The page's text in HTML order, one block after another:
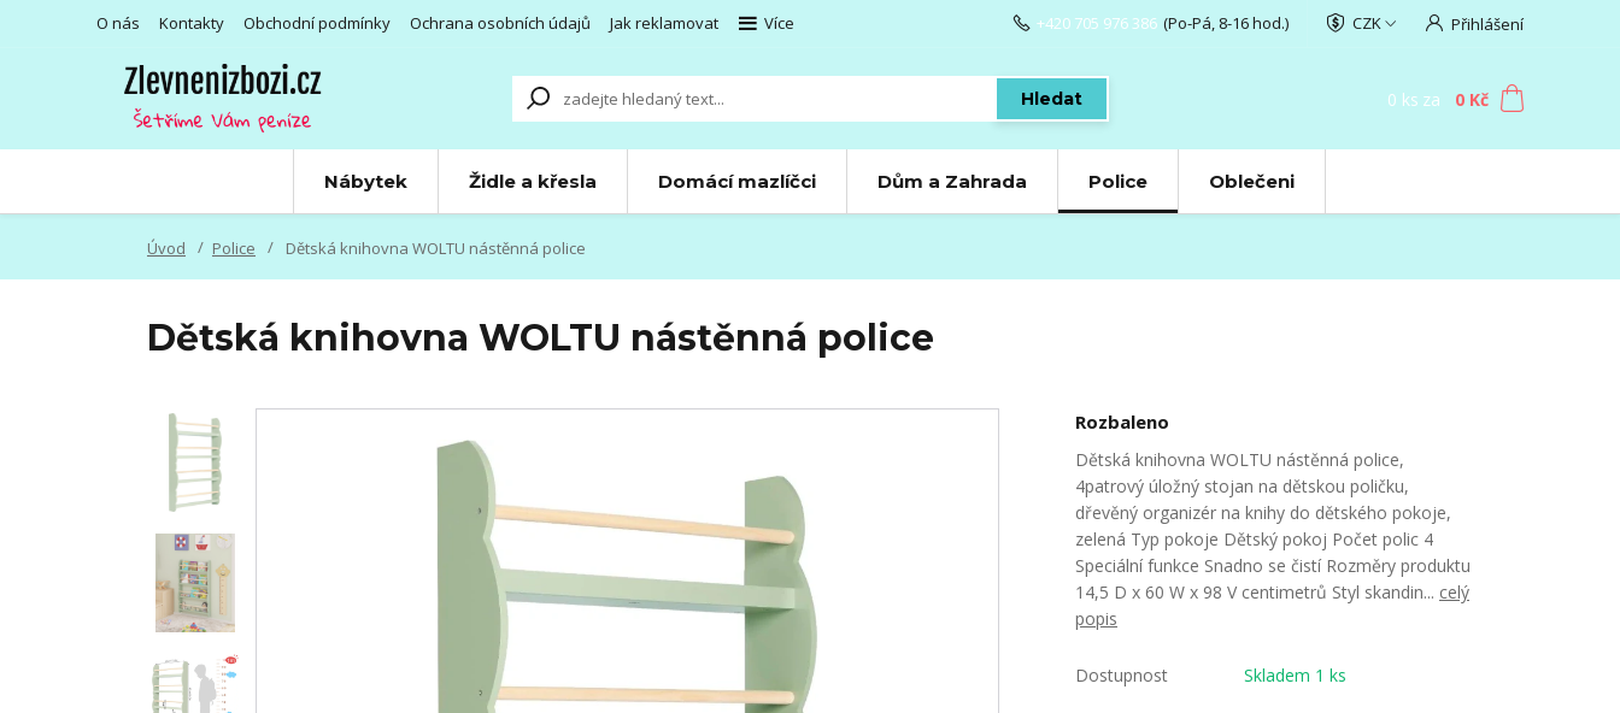
O nás Kontakty Obchodní podmínky Ochrana osobních údajů Jak reklamovat Více CZK Přihlášení
Hledat
+420 705 976 386 (Po-Pá, 8-16 hod.)
0 ks za 0 Kč
Nábytek Židle a křesla Domácí mazlíčci Dům a Zahrada Police Oblečeni
Úvod Police Dětská knihovna WOLTU nástěnná police
Dětská knihovna WOLTU nástěnná police
Rozbaleno
Dětská knihovna WOLTU nástěnná police,
4patrový úložný stojan na dětskou poličku,
dřevěný organizér na knihy do dětského pokoje,
zelená Typ pokoje Dětský pokoj Počet polic 4
Speciální funkce Snadno se čistí Rozměry produktu
14,5 D x 60 W x 98 V centimetrů Styl skandin... celý
popis
Dostupnost Skladem 1 ks